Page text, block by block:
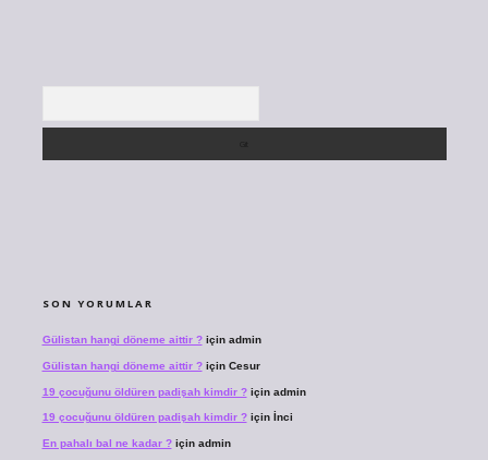
SON YORUMLAR
Gülistan hangi döneme aittir ?için admin
Gülistan hangi döneme aittir ?için Cesur
19 çocuğunu öldüren padişah kimdir ?için admin
19 çocuğunu öldüren padişah kimdir ?için İnci
En pahalı bal ne kadar ?için admin